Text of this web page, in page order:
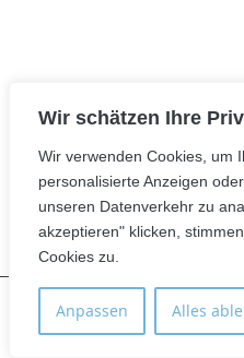
Wir schätzen Ihre
Wir verwenden Cookies, um
personalisierte Anzeigen
unseren Datenverkehr zu
akzeptieren" klicken,
Cookies zu.
Anpassen Alles
Standort